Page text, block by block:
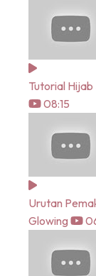
Tutorial
08:15
Urutan
Glowing